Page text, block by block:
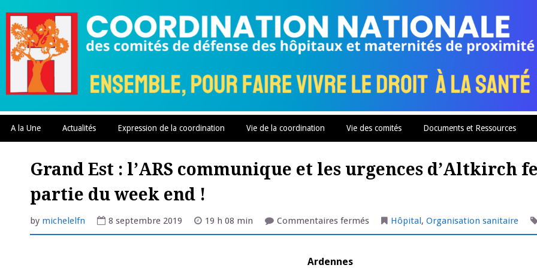
content
A la Une Actualités Expression de la coordination Vie de la coordination Vie des comités Documents et Ressources
Grand Est : l’ARS communique et les urgences d’Altkirch
partie du week end !
by michelelfn 8 septembre 2019 19 h 08 min Commentaires ferméssur
Est
Hôpital,Organisation sanitaire
Ardennes